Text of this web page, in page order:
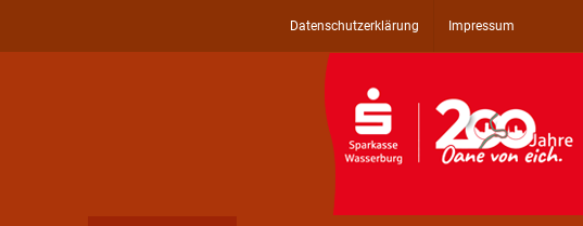
Datenschutzerklärung Impressum